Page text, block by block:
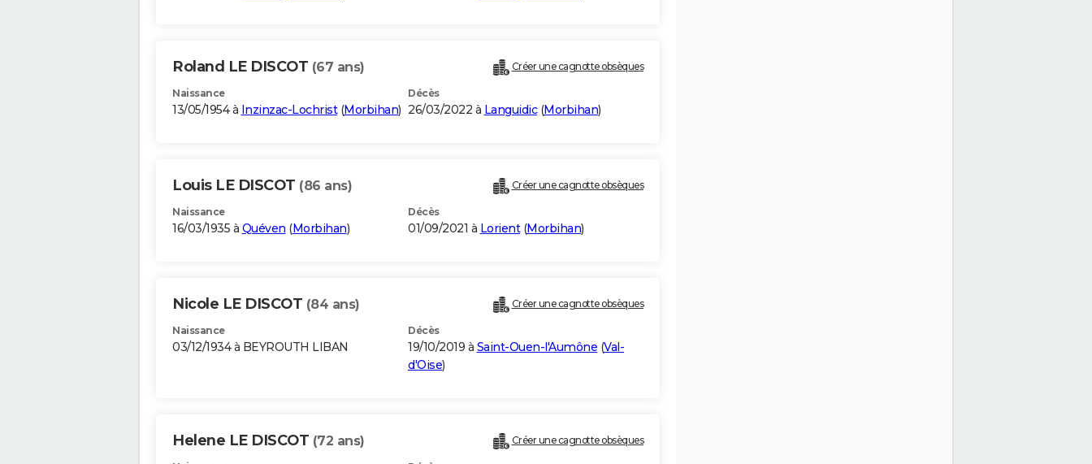
Roland LE DISCOT (67 ans) Créer une cagnotte obsèques
Naissance
13/05/1954 à Inzinzac-Lochrist(Morbihan)
Décès
26/03/2022 à Languidic(Morbihan)
Louis LE DISCOT (86 ans) Créer une cagnotte obsèques
Naissance
16/03/1935 à Quéven (Morbihan)
Décès
01/09/2021 à Lorient(Morbihan)
Nicole LE DISCOT (84 ans) Créer une cagnotte obsèques
Naissance
03/12/1934 à BEYROUTH LIBAN
Décès
19/10/2019 à Saint-Ouen-l'Aumône (Val-
d'Oise)
Helene LE DISCOT (72 ans) Créer une cagnotte obsèques